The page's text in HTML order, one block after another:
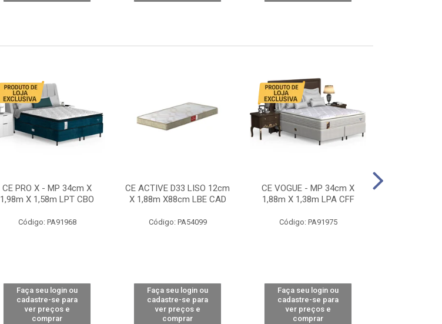
CE PRO X - MP 34cm X
1,98m X 1,58m LPT CBO
Código: PA91968
Faça seu login ou
cadastre-se para
ver preços e
comprar
CE ACTIVE D33 LISO 12cm
X 1,88m X88cm LBE CAD
Código: PA54099
Faça seu login ou
cadastre-se para
ver preços e
comprar
CE VOGUE - MP 34cm X
1,88m X 1,38m LPA CFF
Código: PA91975
Faça seu login ou
cadastre-se para
ver preços e
comprar